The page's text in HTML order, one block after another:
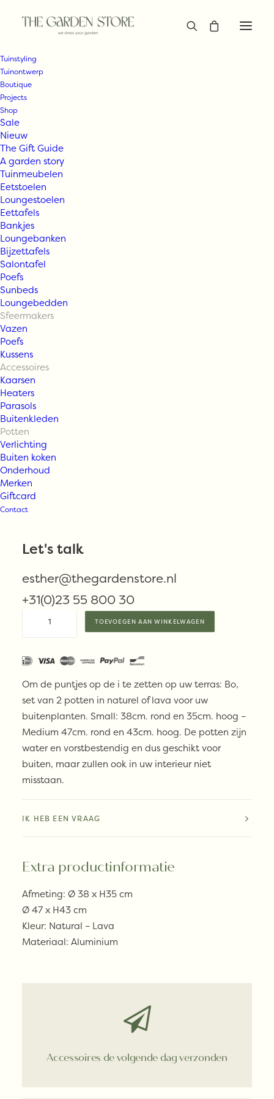
Tuinstyling
Tuinontwerp
Boutique
Projects
Shop
Sale
Nieuw
The Gift Guide
A garden story
Tuinmeubelen
Eetstoelen
Loungestoelen
Eettafels
Bankjes
Loungebanken
Bijzettafels
Salontafel
Poefs
Sunbeds
Loungebedden
Sfeermakers
Vazen
Poefs
Kussens
Accessoires
Kaarsen
Heaters
Parasols
Buitenkleden
Potten
Verlichting
Buiten koken
Onderhoud
Merken
Giftcard
Contact
Let's talk
esther@thegardenstore.nl
+31(0)23 55 800 30
Max & Luuk BO
planter set
kleur
BO
set
aantal
TOEVOEGEN AAN WINKELWAGEN
Om de puntjes op de i te zetten op uw terras: Bo,
set van 2 potten in naturel of lava voor uw
buitenplanten. Small: 38cm. rond en 35cm. hoog –
Medium 47cm. rond en 43cm. hoog. De potten zijn
water en vorstbestendig en dus geschikt voor
buiten, maar zullen ook in uw interieur niet
misstaan.
IK HEB EEN VRAAG
Extra productinformatie
Afmeting: Ø 38 x H35 cm
Ø 47 x H43 cm
Kleur: Natural – Lava
Materiaal: Aluminium
Accessoires de volgende dag verzonden